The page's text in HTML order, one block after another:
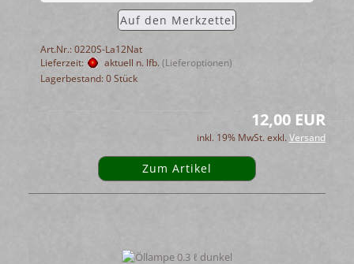
Auf den Merkzettel
Art.Nr.: 0220S-La12Nat
Lieferzeit:
aktuell n. lfb. (Lieferoptionen)
Lagerbestand: 0 Stück
12,00 EUR
inkl. 19% MwSt. exkl. Versand
Zum Artikel